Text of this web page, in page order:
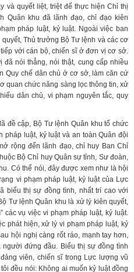
và quyết liệt, triệt để thực hiện Chỉ thị
Quân khu đã lãnh đạo, chỉ đạo kiên
pháp luật, kỷ luật. Ngoài việc ban
Thủ trưởng Bộ Tư lệnh và các cơ
với cán bộ, chiến sĩ ở đơn vị cơ sở.
nói thẳng, nói thật, cung cấp nhiều
Quy chế dân chủ ở cơ sở, làm căn cứ
quan chức năng sàng lọc thông tin, xử
dân chủ, vi phạm nguyên tắc, quy
đề cập, Bộ Tư lệnh Quân khu tổ chức
pháp luật, kỷ luật và an toàn Quân đội
rộng đến lãnh đạo, chỉ huy Ban Chỉ
Bộ Chỉ huy Quân sự tỉnh, Sư đoàn,
Có thể nói, đây được xem như là hội
vi phạm pháp luật, kỷ luật của Lực
biểu thị sự đồng tình, nhất trí cao với
Tư lệnh Quân khu là xử lý kiên quyết,
các vụ việc vi phạm pháp luật, kỷ luật.
phát hiện, xử lý vi phạm pháp luật, kỷ
hội nghị càng rốt ráo, mạnh tay hơn,
đứng đầu. Biểu thị sự đồng tình
viên, chiến sĩ trong Lực lượng vũ
đều nói: Không ai muốn kỷ luật đồng